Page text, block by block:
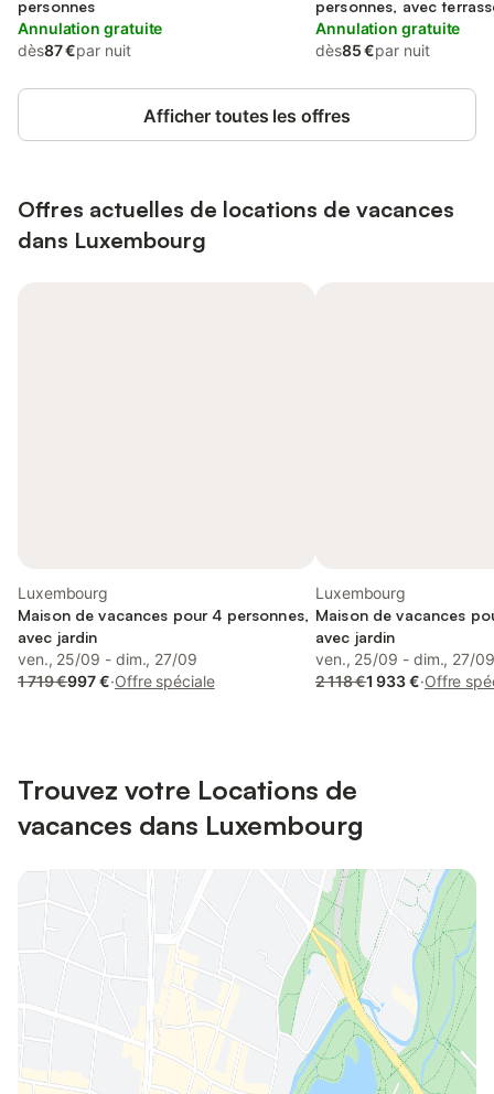
personnes
Annulation gratuite
dès87 €par nuit
personnes, avec
Annulation gratuite
dès85 €par nuit
Afficher toutes les offres
Offres actuelles de locations de vacances
dans Luxembourg
Luxembourg
Maison de vacances pour 4 personnes,
avec jardin
ven., 25/09 - dim., 27/09
1 719 €997 €·Offre spéciale
Luxembourg
Maison de vacances
avec jardin
ven., 25/09 - dim., 27/09
2 118 €1 933 €·Offre
Trouvez votre Locations de
vacances dans Luxembourg